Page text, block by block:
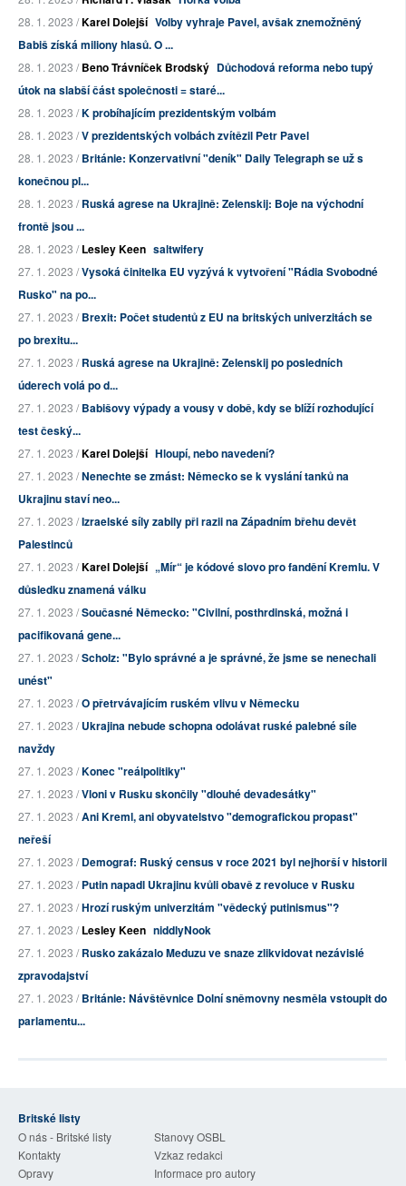
28. 1. 2023 /Karel Dolejší Volby vyhraje Pavel, avšak znemožněný
Babiš získá miliony hlasů. O ...
28. 1. 2023 /Beno Trávníček Brodský Důchodová reforma nebo tupý
útok na slabší část společnosti = staré...
28. 1. 2023 /K probíhajícím prezidentským volbám
28. 1. 2023 /V prezidentských volbách zvítězil Petr Pavel
28. 1. 2023 /Británie: Konzervativní "deník" Daily Telegraph se už s
konečnou pl...
28. 1. 2023 /Ruská agrese na Ukrajině: Zelenskij: Boje na východní
frontě jsou ...
28. 1. 2023 /Lesley Keen saltwifery
27. 1. 2023 /Vysoká činitelka EU vyzývá k vytvoření "Rádia Svobodné
Rusko" na po...
27. 1. 2023 /Brexit: Počet studentů z EU na britských univerzitách se
po brexitu...
27. 1. 2023 /Ruská agrese na Ukrajině: Zelenskij po posledních
úderech volá po d...
27. 1. 2023 /Babišovy výpady a vousy v době, kdy se blíží rozhodující
test český...
27. 1. 2023 /Karel Dolejší Hloupí, nebo navedení?
27. 1. 2023 /Nenechte se zmást: Německo se k vyslání tanků na
Ukrajinu staví neo...
27. 1. 2023 /Izraelské síly zabily při razii na Západním břehu devět
Palestinců
27. 1. 2023 /Karel Dolejší „Mír“ je kódové slovo pro fandění Kremlu. V
důsledku znamená válku
27. 1. 2023 /Současné Německo: "Civilní, posthrdinská, možná i
pacifikovaná gene...
27. 1. 2023 /Scholz: "Bylo správné a je správné, že jsme se nenechali
unést"
27. 1. 2023 /O přetrvávajícím ruském vlivu v Německu
27. 1. 2023 /Ukrajina nebude schopna odolávat ruské palebné síle
navždy
27. 1. 2023 /Konec "reálpolitiky"
27. 1. 2023 /Vloni v Rusku skončily "dlouhé devadesátky"
27. 1. 2023 /Ani Kreml, ani obyvatelstvo "demografickou propast"
neřeší
27. 1. 2023 /Demograf: Ruský census v roce 2021 byl nejhorší v historii
27. 1. 2023 /Putin napadl Ukrajinu kvůli obavě z revoluce v Rusku
27. 1. 2023 /Hrozí ruským univerzitám "vědecký putinismus"?
27. 1. 2023 /Lesley Keen niddlyNook
27. 1. 2023 /Rusko zakázalo Meduzu ve snaze zlikvidovat nezávislé
zpravodajství
27. 1. 2023 /Británie: Návštěvnice Dolní sněmovny nesměla vstoupit do
parlamentu...
Britské listy
O nás - Britské listy
Stanovy OSBL
Kontakty
Vzkaz redakci
Opravy
Informace pro autory